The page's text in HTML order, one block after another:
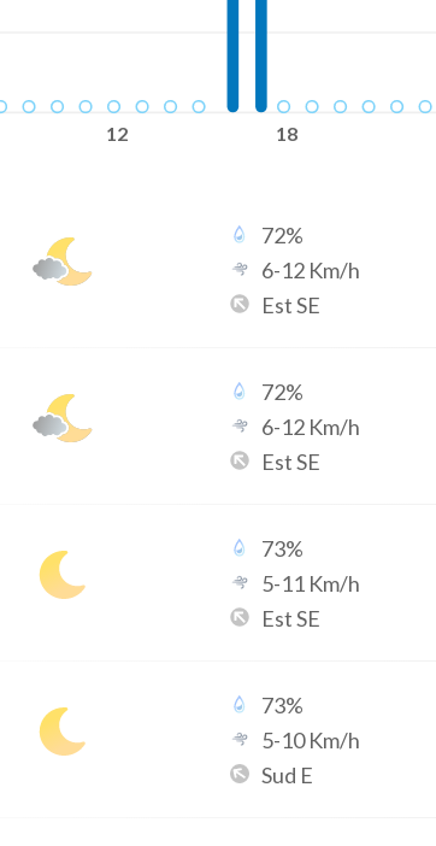
12 18
72%
6-12 Km/h
Est SE
72%
6-12 Km/h
Est SE
73%
5-11 Km/h
Est SE
73%
5-10Km/h
Sud E